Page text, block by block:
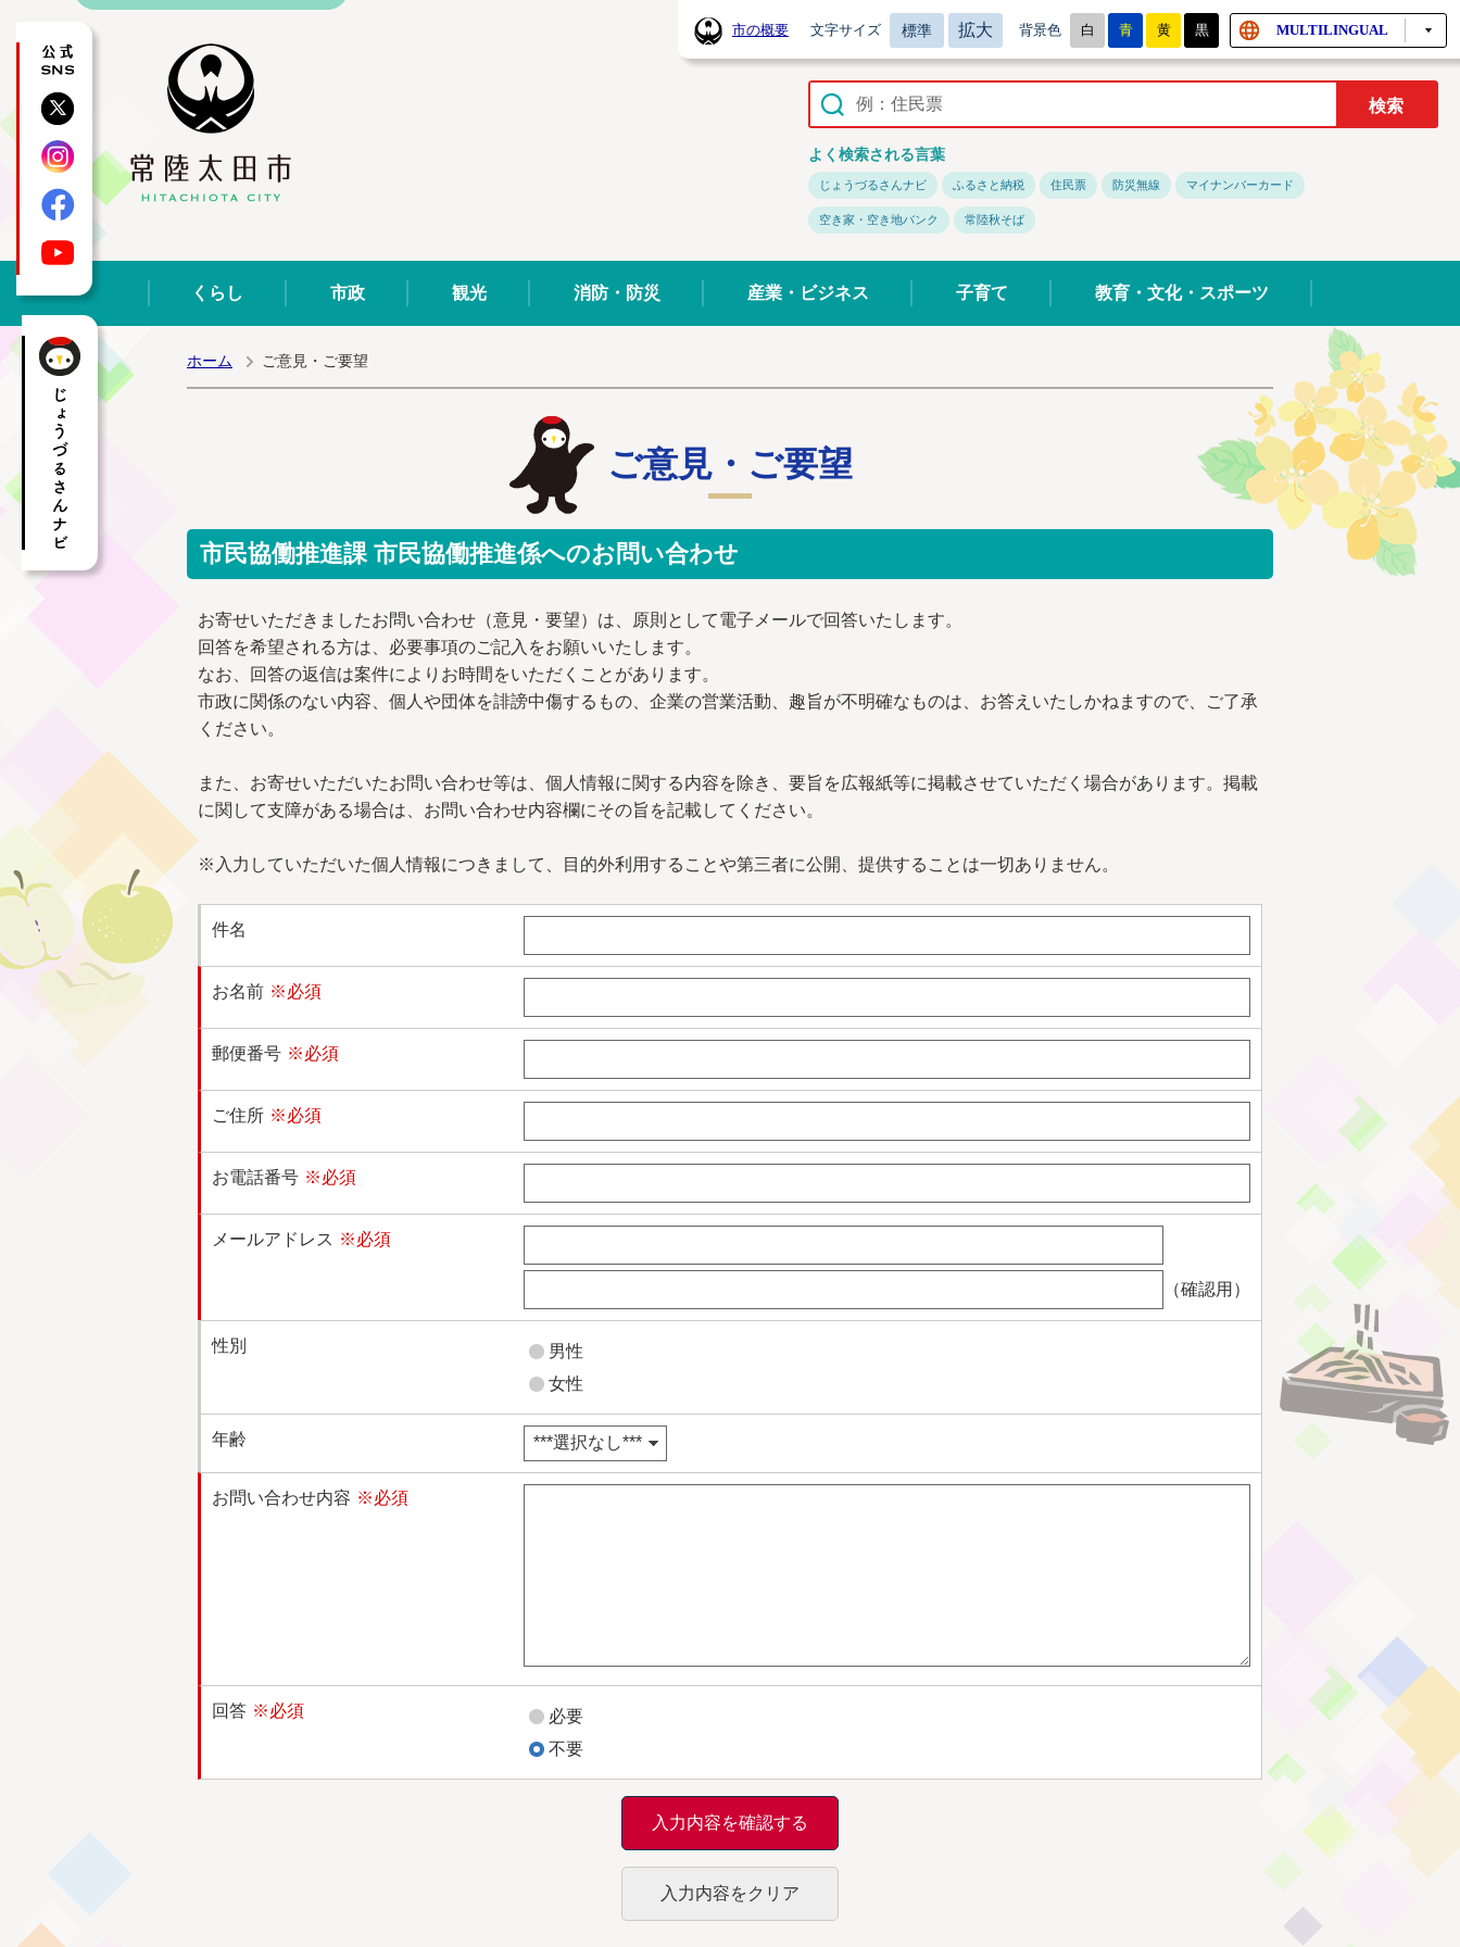
常陸太田市ホームページ
市の概要 文字サイズ 標準 拡大 背景色 白 青 黄 黒 MULTILINGUAL
よく検索される言葉
じょうづるさんナビ ふるさと納税 住民票 防災無線 マイナンバーカード
空き家・空き地バンク 常陸秋そば
公式SNS
X
Instagram
Facebook
YouTube くらし 市政 観光 消防・防災 産業・ビジネス 子育て 教育・文化・スポーツ
ホーム ご意見・ご要望
ご意見・ご要望
市民協働推進課 市民協働推進係へのお問い合わせ
お寄せいただきましたお問い合わせ（意見・要望）は、原則として電子メールで回答いたします。
回答を希望される方は、必要事項のご記入をお願いいたします。
なお、回答の返信は案件によりお時間をいただくことがあります。
市政に関係のない内容、個人や団体を誹謗中傷するもの、企業の営業活動、趣旨が不明確なものは、お答えいたしかねますので、ご了承
ください。
また、お寄せいただいたお問い合わせ等は、個人情報に関する内容を除き、要旨を広報紙等に掲載させていただく場合があります。掲載
に関して支障がある場合は、お問い合わせ内容欄にその旨を記載してください。
※入力していただいた個人情報につきまして、目的外利用することや第三者に公開、提供することは一切ありません。
件名
お名前 ※必須
郵便番号 ※必須
ご住所 ※必須
お電話番号 ※必須
メールアドレス ※必須
（確認用）
性別
男性
女性
年齢
お問い合わせ内容 ※必須
回答 ※必須
必要
不要